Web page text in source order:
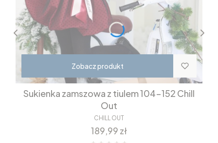
Zobacz produkt
Sukienka zamszowa z tiulem 104-152 Chill
Out
CHILL OUT
Cena
189,99 zł